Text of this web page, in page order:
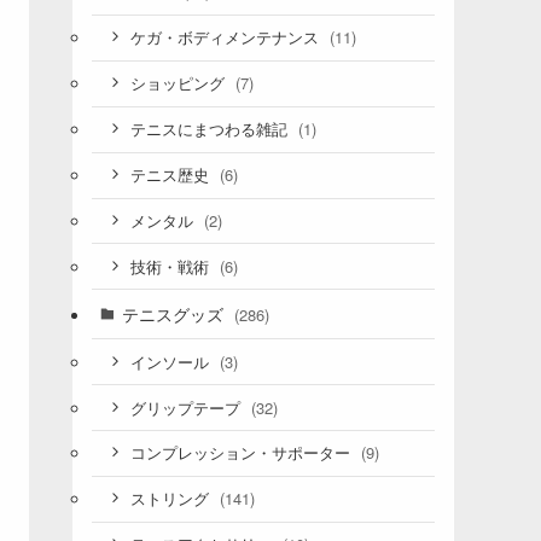
ケガ・ボディメンテナンス (11)
ショッピング (7)
テニスにまつわる雑記 (1)
テニス歴史 (6)
メンタル (2)
技術・戦術 (6)
テニスグッズ (286)
インソール (3)
グリップテープ (32)
コンプレッション・サポーター (9)
ストリング (141)